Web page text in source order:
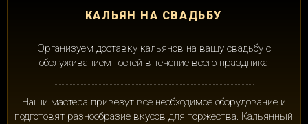
КАЛЬЯН НА СВАДЬБУ
Организуем доставку кальянов на вашу свадьбу с
обслуживанием гостей в течение всего праздника
Наши мастера привезут все необходимое оборудование и
подготовят разнообразие вкусов для торжества. Кальянный